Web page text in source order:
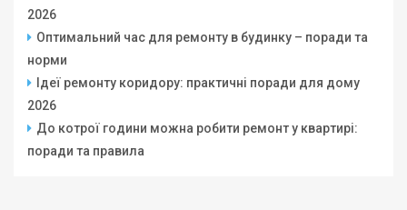
2026
Оптимальний час для ремонту в будинку – поради та
норми
Ідеї ремонту коридору: практичні поради для дому
2026
До котрої години можна робити ремонт у квартирі:
поради та правила